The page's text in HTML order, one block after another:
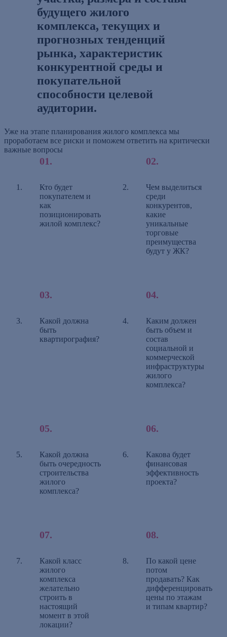
будущего жилого
комплекса, текущих и
прогнозных тенденций
рынка, характеристик
конкурентной среды и
покупательной
способности целевой
аудитории.
Уже на этапе планирования жилого комплекса мы
проработаем все риски и поможем ответить на критически
важные вопросы
Кто будет
покупателем и
как
позиционировать
жилой комплекс?
Чем выделиться
среди
конкурентов,
какие
уникальные
торговые
преимущества
будут у ЖК?
Какой должна
быть
квартирография?
Каким должен
быть объем и
состав
социальной и
коммерческой
инфраструктуры
жилого
комплекса?
Какой должна
быть очередность
строительства
жилого
комплекса?
Какова будет
финансовая
эффективность
проекта?
Какой класс
жилого
комплекса
желательно
строить в
настоящий
момент в этой
локации?
По какой цене
потом
продавать? Как
дифференцировать
цены по этажам
и типам квартир?